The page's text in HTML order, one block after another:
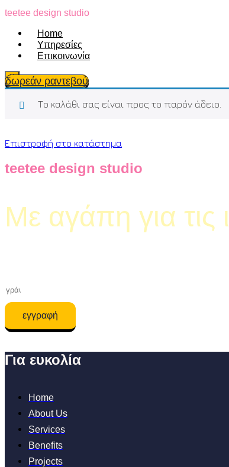
Skip
content
teetee design studio
Ηome
Υπηρεσίες
Επικοινωνία
X
δωρεάν ραντεβού
Το καλάθι σας είναι προς το παρόν άδειο.
Επιστροφή στο κατάστημα
teetee design studio
Με αγάπη για τις
εγγραφή
Για ευκολία
Home
About Us
Services
Benefits
Projects